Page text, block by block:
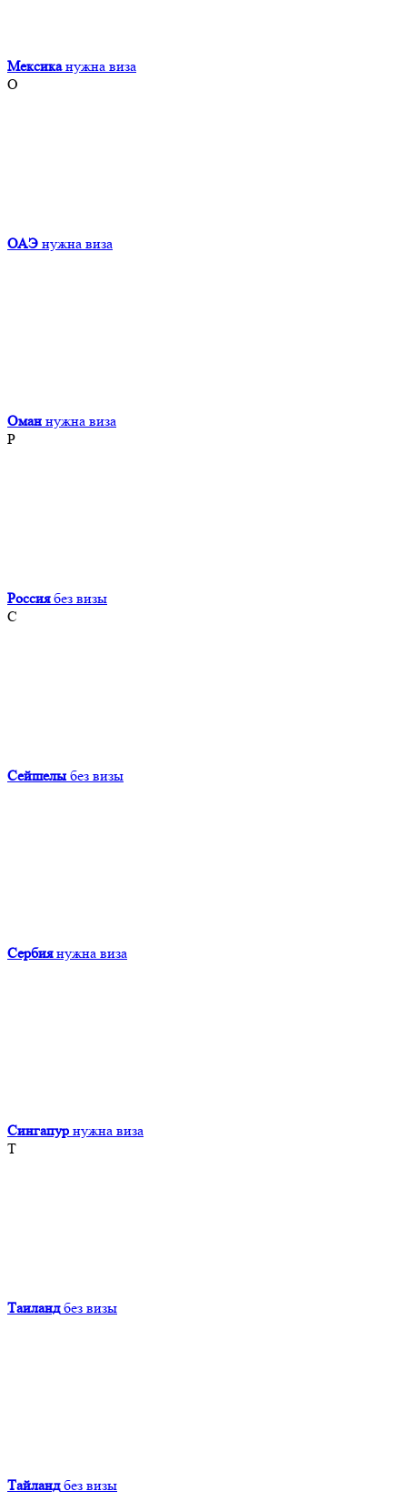
Мексика нужна виза
О
ОАЭ нужна виза
Оман нужна виза
Р
Россия без визы
С
Сейшелы без визы
Сербия нужна виза
Сингапур нужна виза
Т
Таиланд без визы
Тайланд без визы